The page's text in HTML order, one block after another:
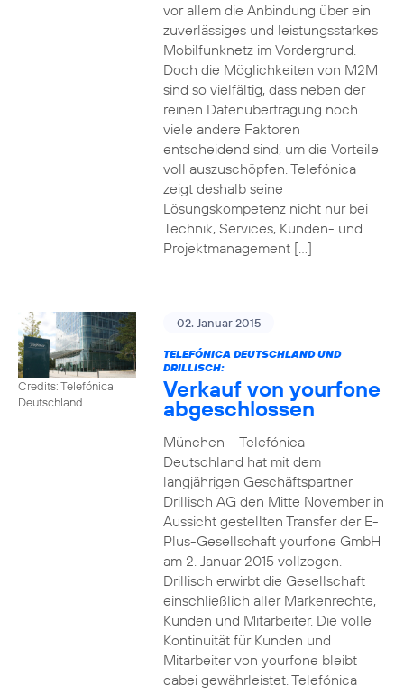
vor allem die Anbindung über ein
zuverlässiges und leistungsstarkes
Mobilfunknetz im Vordergrund.
Doch die Möglichkeiten von M2M
sind so vielfältig, dass neben der
reinen Datenübertragung noch
viele andere Faktoren
entscheidend sind, um die Vorteile
voll auszuschöpfen. Telefónica
zeigt deshalb seine
Lösungskompetenz nicht nur bei
Technik, Services, Kunden- und
Projektmanagement […]
Credits: Telefónica
Deutschland
02. Januar 2015
TELEFÓNICA DEUTSCHLAND UND
DRILLISCH:
Verkauf von yourfone
abgeschlossen
München – Telefónica
Deutschland hat mit dem
langjährigen Geschäftspartner
Drillisch AG den Mitte November in
Aussicht gestellten Transfer der E-
Plus-Gesellschaft yourfone GmbH
am 2. Januar 2015 vollzogen.
Drillisch erwirbt die Gesellschaft
einschließlich aller Markenrechte,
Kunden und Mitarbeiter. Die volle
Kontinuität für Kunden und
Mitarbeiter von yourfone bleibt
dabei gewährleistet. Telefónica